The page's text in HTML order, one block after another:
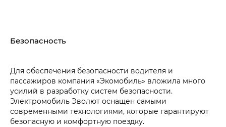
Безопасность
Для обеспечения безопасности водителя и
пассажиров компания «Экомобиль» вложила много
усилий в разработку систем безопасности.
Электромобиль Эволют оснащен самыми
современными технологиями, которые гарантируют
безопасную и комфортную поездку.